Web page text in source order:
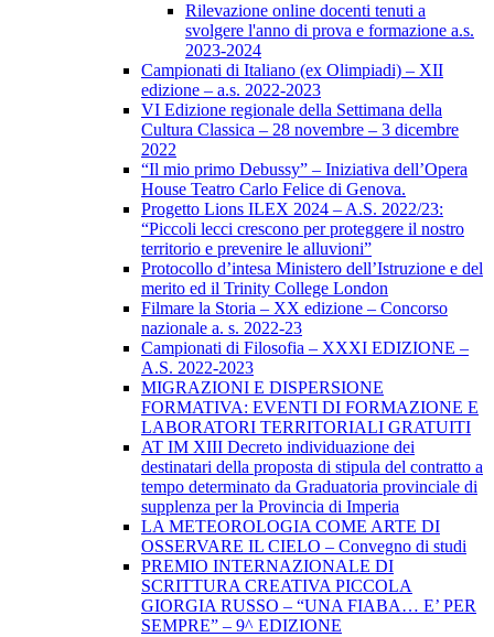
Rilevazione online docenti tenuti a
svolgere l'anno di prova e formazione a.s.
2023-2024
Campionati di Italiano (ex Olimpiadi) – XII
edizione – a.s. 2022-2023
VI Edizione regionale della Settimana della
Cultura Classica – 28 novembre – 3 dicembre
2022
“Il mio primo Debussy” – Iniziativa dell’Opera
House Teatro Carlo Felice di Genova.
Progetto Lions ILEX 2024 – A.S. 2022/23:
“Piccoli lecci crescono per proteggere il nostro
territorio e prevenire le alluvioni”
Protocollo d’intesa Ministero dell’Istruzione e del
merito ed il Trinity College London
Filmare la Storia – XX edizione – Concorso
nazionale a. s. 2022-23
Campionati di Filosofia – XXXI EDIZIONE –
A.S. 2022-2023
MIGRAZIONI E DISPERSIONE
FORMATIVA: EVENTI DI FORMAZIONE E
LABORATORI TERRITORIALI GRATUITI
AT IM XIII Decreto individuazione dei
destinatari della proposta di stipula del contratto a
tempo determinato da Graduatoria provinciale di
supplenza per la Provincia di Imperia
LA METEOROLOGIA COME ARTE DI
OSSERVARE IL CIELO – Convegno di studi
PREMIO INTERNAZIONALE DI
SCRITTURA CREATIVA PICCOLA
GIORGIA RUSSO – “UNA FIABA… E’ PER
SEMPRE” – 9^ EDIZIONE